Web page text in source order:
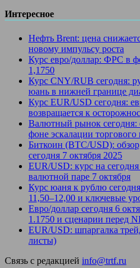
Интересное
Нефть Brent: цена
новому импульсу роста
Курс евро/доллар: ФРС в
1,1750
Курс CNY/RUB сегодня:
юань в нижней границе
Курс EUR/USD сегодня:
возвращается к
Валютный рынок сегодня:
фоне эскалации
Биткоин (BTC/USD):
сегодня 7 октября 2025
EUR/USD: курс на
валютной паре 7 октября
Курс юаня к рублю
11,50–12,00 и ключевые
Евро/доллар сегодня 6
1.1750 и сценарии перед
EUR/USD: шпаргалка
листы)
Связь с редакцией info@trtf.ru